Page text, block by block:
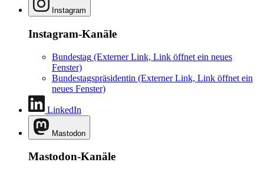
Instagram
Instagram-Kanäle
Bundestag (Externer Link, Link öffnet ein neues
Fenster)
Bundestagspräsidentin (Externer Link, Link öffnet ein
neues Fenster)
LinkedIn
Mastodon
Mastodon-Kanäle